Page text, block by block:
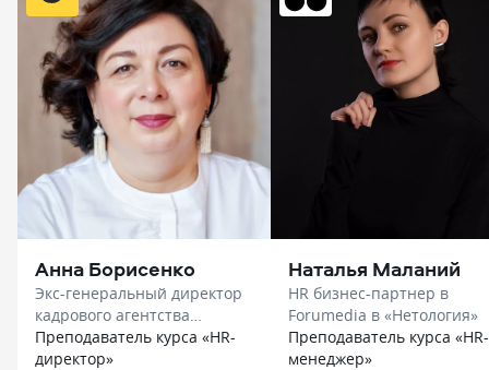
Анна Борисенко
Экс-генеральный директор
кадрового агентства
«Уникум» в «Эдюсон»
Преподаватель курса «HR-
директор»
Наталья Маланий
HR бизнес-партнер в
Forumedia в «Нетология»
Преподаватель курса «HR-
менеджер»